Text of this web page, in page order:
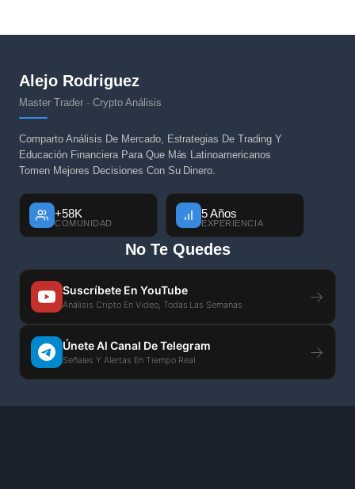
Alejo Rodriguez
Master Trader · Crypto Análisis
Comparto Análisis De Mercado, Estrategias De Trading Y
Educación Financiera Para Que Más Latinoamericanos
Tomen Mejores Decisiones Con Su Dinero.
+58K
COMUNIDAD
5 Años
EXPERIENCIA
No Te Quedes
Suscríbete En YouTube
Análisis Cripto En Video, Todas Las Semanas →
Únete Al Canal De Telegram
Señales Y Alertas En Tiempo Real →